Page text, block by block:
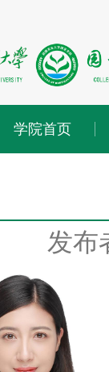
学院首页
发布